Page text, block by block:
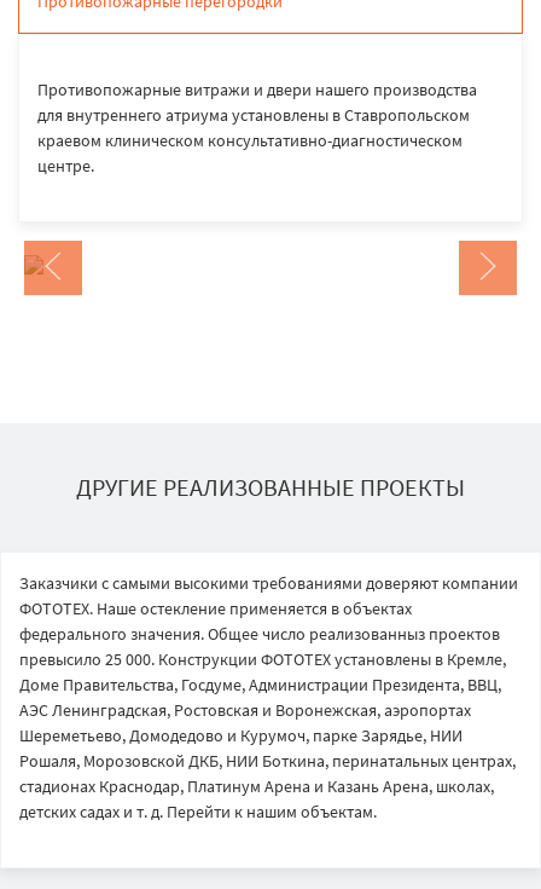
Противопожарные витражи и двери нашего производства
для внутреннего атриума установлены в Ставропольском
краевом клиническом консультативно-диагностическом
центре.
ДРУГИЕ РЕАЛИЗОВАННЫЕ ПРОЕКТЫ
Заказчики с самыми высокими требованиями доверяют компании
ФОТОТЕХ. Наше остекление применяется в объектах
федерального значения. Общее число реализованныз проектов
превысило 25 000. Конструкции ФОТОТЕХ установлены в Кремле,
Доме Правительства, Госдуме, Администрации Президента, ВВЦ,
АЭС Ленинградская, Ростовская и Воронежская, аэропортах
Шереметьево, Домодедово и Курумоч, парке Зарядье, НИИ
Рошаля, Морозовской ДКБ, НИИ Боткина, перинатальных центрах,
стадионах Краснодар, Платинум Арена и Казань Арена, школах,
детских садах и т. д. Перейти к нашим объектам.